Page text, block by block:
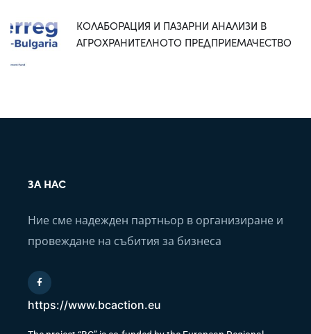
КОЛАБОРАЦИЯ И ПАЗАРНИ АНАЛИЗИ В
АГРОХРАНИТЕЛНОТО ПРЕДПРИЕМАЧЕСТВО
ЗА НАС
Ние сме надежден партньор в организиране и
провеждане на събития за бизнеса
https://www.bcaction.eu